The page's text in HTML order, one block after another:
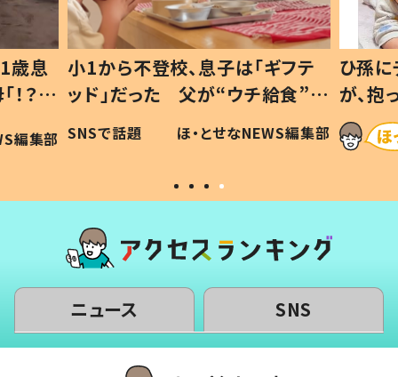
歳息
？」
編集部
小1から不登校、息子は「ギフテ
ッド」だった 父が“ウチ給食”を
作り続ける理由とは #令和の親
#令和の子
SNSで話題 ほ・とせなNEWS編集部
ひ孫
が、
「涙が
い」
ニュース SNS